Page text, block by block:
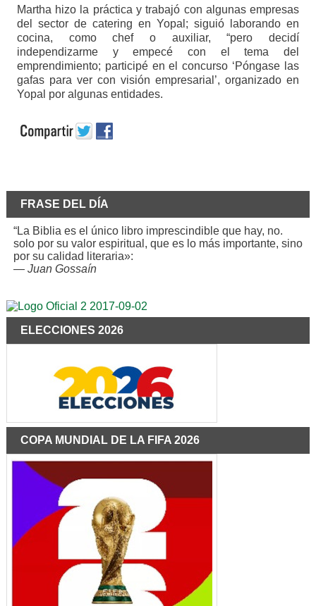
Martha hizo la práctica y trabajó con algunas empresas
del sector de catering en Yopal; siguió laborando en
cocina, como chef o auxiliar, “pero decidí
independizarme y empecé con el tema del
emprendimiento; participé en el concurso ‘Póngase las
gafas para ver con visión empresarial’, organizado en
Yopal por algunas entidades.
FRASE DEL DÍA
“La Biblia es el único libro imprescindible que hay, no.
solo por su valor espiritual, que es lo más importante, sino
por su calidad literaria»:
— Juan Gossaín
ELECCIONES 2026
COPA MUNDIAL DE LA FIFA 2026